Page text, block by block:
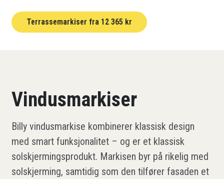
Terrassemarkiser fra 12 365 kr
Vindusmarkiser
Billy vindusmarkise kombinerer klassisk design
med smart funksjonalitet – og er et klassisk
solskjermingsprodukt. Markisen byr på rikelig med
solskjerming, samtidig som den tilfører fasaden et